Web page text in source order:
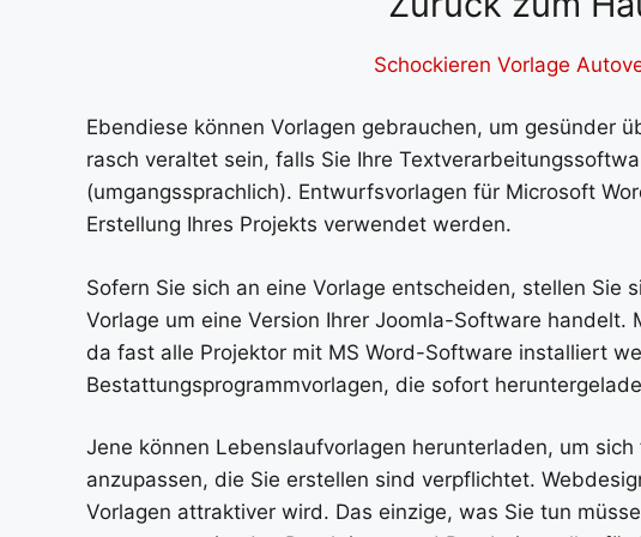
Schockieren Vorlage
Ebendiese können Vorlagen gebrauchen, um gesünder
rasch veraltet sein, falls Sie Ihre
(umgangssprachlich). Entwurfsvorlagen für Microsoft
Erstellung Ihres Projekts verwendet werden.
Sofern Sie sich an eine Vorlage entscheiden, stellen Sie
Vorlage um eine Version Ihrer Joomla-Software
da fast alle Projektor mit MS Word-Software installiert
Bestattungsprogrammvorlagen, die sofort
Jene können Lebenslaufvorlagen herunterladen, um
anzupassen, die Sie erstellen sind verpflichtet.
Vorlagen attraktiver wird. Das einzige, was Sie tun